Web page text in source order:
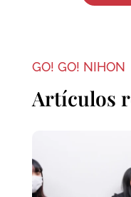
GO! GO! NIHON
Artículos